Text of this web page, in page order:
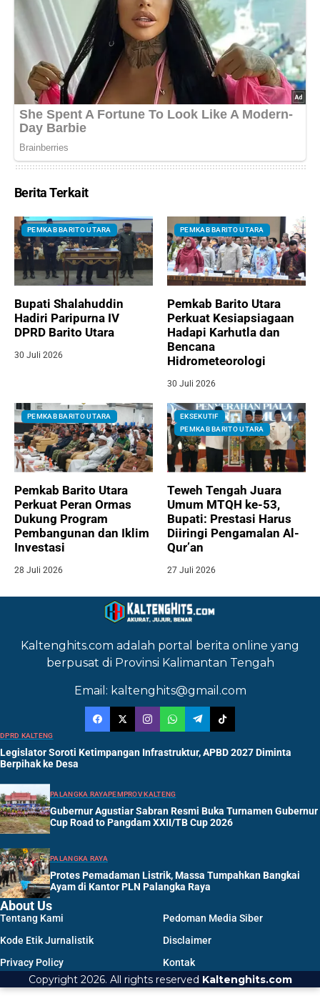
Berita Terkait
PEMKAB BARITO UTARA
Bupati Shalahuddin
Hadiri Paripurna IV
DPRD Barito Utara
30 Juli 2026
PEMKAB BARITO UTARA
Pemkab Barito Utara
Perkuat Kesiapsiagaan
Hadapi Karhutla dan
Bencana
Hidrometeorologi
30 Juli 2026
PEMKAB BARITO UTARA
Pemkab Barito Utara
Perkuat Peran Ormas
Dukung Program
Pembangunan dan Iklim
Investasi
28 Juli 2026
EKSEKUTIF
PEMKAB BARITO UTARA
Teweh Tengah Juara
Umum MTQH ke-53,
Bupati: Prestasi Harus
Diiringi Pengamalan Al-
Qur’an
27 Juli 2026
Kaltenghits.com adalah portal berita online yang
berpusat di Provinsi Kalimantan Tengah
Email: kaltenghits@gmail.com
DPRD KALTENG
Legislator Soroti Ketimpangan Infrastruktur, APBD 2027 Diminta
Berpihak ke Desa
PALANGKA RAYAPEMPROV KALTENG
Gubernur Agustiar Sabran Resmi Buka Turnamen Gubernur
Cup Road to Pangdam XXII/TB Cup 2026
PALANGKA RAYA
Protes Pemadaman Listrik, Massa Tumpahkan Bangkai
Ayam di Kantor PLN Palangka Raya
About Us
Tentang Kami
Pedoman Media Siber
Kode Etik Jurnalistik
Disclaimer
Privacy Policy
Kontak
Copyright 2026. All rights reserved Kaltenghits.com